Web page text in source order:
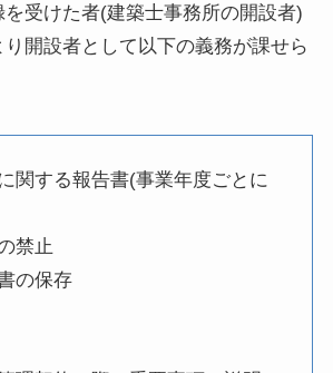
受けた者(建築士事務所の開設者)
開設者として以下の義務が課せら
関する報告書(事業年度ごとに
禁止
の保存